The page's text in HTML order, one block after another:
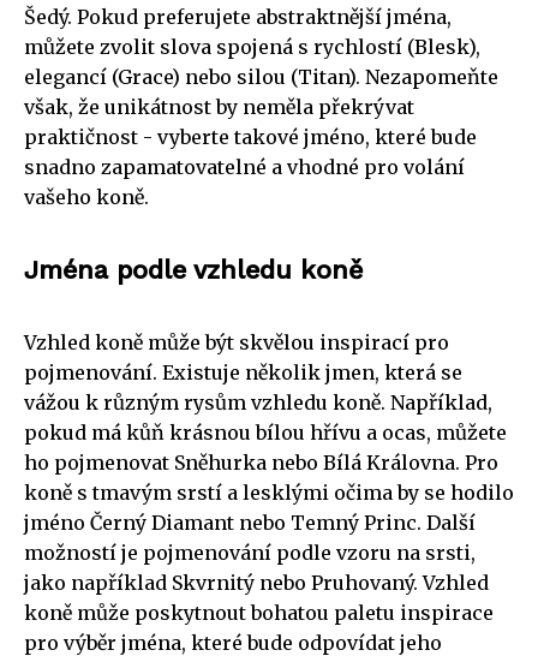
Šedý. Pokud preferujete abstraktnější jména,
můžete zvolit slova spojená s rychlostí (Blesk),
elegancí (Grace) nebo silou (Titan). Nezapomeňte
však, že unikátnost by neměla překrývat
praktičnost - vyberte takové jméno, které bude
snadno zapamatovatelné a vhodné pro volání
vašeho koně.
Jména podle vzhledu koně
Vzhled koně může být skvělou inspirací pro
pojmenování. Existuje několik jmen, která se
vážou k různým rysům vzhledu koně. Například,
pokud má kůň krásnou bílou hřívu a ocas, můžete
ho pojmenovat Sněhurka nebo Bílá Královna. Pro
koně s tmavým srstí a lesklými očima by se hodilo
jméno Černý Diamant nebo Temný Princ. Další
možností je pojmenování podle vzoru na srsti,
jako například Skvrnitý nebo Pruhovaný. Vzhled
koně může poskytnout bohatou paletu inspirace
pro výběr jména, které bude odpovídat jeho